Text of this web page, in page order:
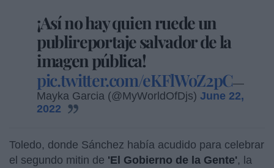
¡Así no hay quien ruede un
publireportaje salvador de la
imagen pública!
pic.twitter.com/eKFlWoZ2pC—
Mayka Garcia (@MyWorldOfDjs) June 22,
2022
Toledo, donde Sánchez había acudido para celebrar
el segundo mitin de 'El Gobierno de la Gente', la